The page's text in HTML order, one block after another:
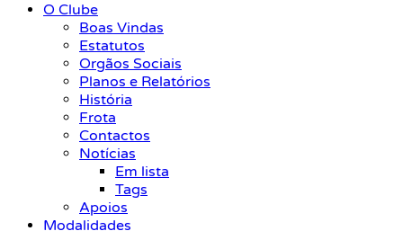
O Clube
Boas Vindas
Estatutos
Orgãos Sociais
Planos e Relatórios
História
Frota
Contactos
Notícias
Em lista
Tags
Apoios
Modalidades